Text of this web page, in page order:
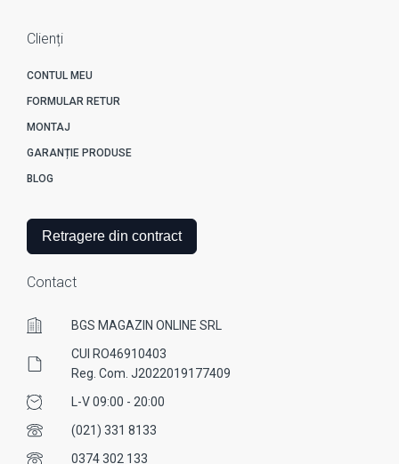
Clienți
CONTUL MEU
FORMULAR RETUR
MONTAJ
GARANȚIE PRODUSE
BLOG
Retragere din contract
Contact
BGS MAGAZIN ONLINE SRL
CUI RO46910403
Reg. Com. J2022019177409
L-V 09:00 - 20:00
(021) 331 8133
0374 302 133